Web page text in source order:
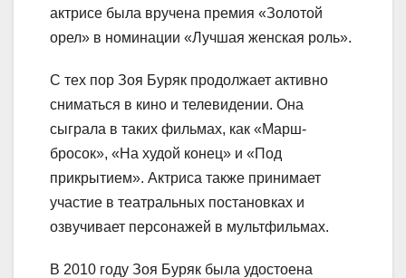
актрисе была вручена премия «Золотой
орел» в номинации «Лучшая женская роль».
С тех пор Зоя Буряк продолжает активно
сниматься в кино и телевидении. Она
сыграла в таких фильмах, как «Марш-
бросок», «На худой конец» и «Под
прикрытием». Актриса также принимает
участие в театральных постановках и
озвучивает персонажей в мультфильмах.
В 2010 году Зоя Буряк была удостоена